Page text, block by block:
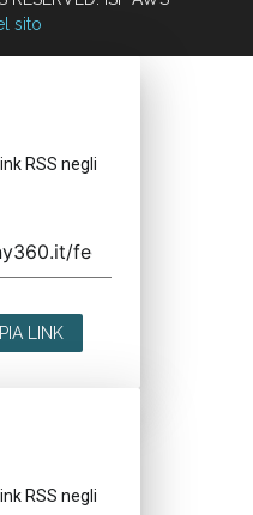
sito
RSS negli
LINK
RSS negli